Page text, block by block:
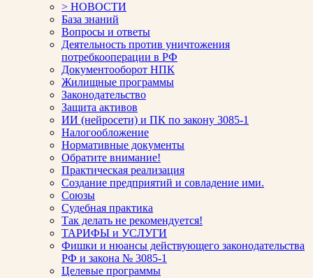
> НОВОСТИ
База знаний
Вопросы и ответы
Деятельность против уничтожения
потребкооперации в РФ
Документооборот НПК
Жилищные программы
Законодательство
Защита активов
ИИ (нейросети) и ПК по закону 3085-1
Налогообложение
Нормативные документы
Обратите внимание!
Практическая реализация
Создание предприятий и совладение ими.
Союзы
Судебная практика
Так делать не рекомендуется!
ТАРИФЫ и УСЛУГИ
Фишки и нюансы действующего законодательства
РФ и закона № 3085-1
Целевые программы